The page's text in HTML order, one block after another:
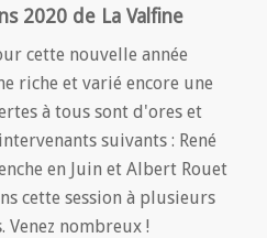
2020 de La Valfine
cette nouvelle année
riche et varié encore une
à tous sont d'ores et
suivants : René
en Juin et Albert Rouet
cette session à plusieurs
nombreux !